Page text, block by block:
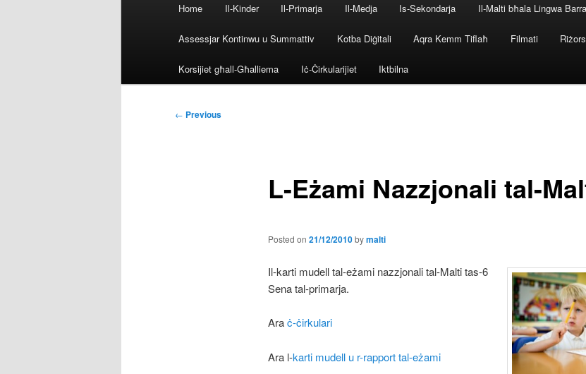
Home Il-Kinder Il-Primarja Il-Medja Is-Sekondarja Il-Malti bħala Lingwa
Assessjar Kontinwu u Summattiv Kotba Diġitali Aqra Kemm Tiflaħ Filmati
Korsijiet għall-Għalliema Iċ-Ċirkularijiet Iktbilna
Post
← Previous
L-Eżami Nazzjonali tal-
Posted on 21/12/2010bymalti
Il-karti mudell tal-eżami nazzjonali tal-Malti tas-6
Sena tal-primarja.
Araċ-ċirkulari
Ara l-karti mudell u r-rapport tal-eżami